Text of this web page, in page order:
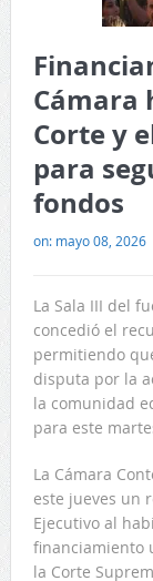
Cámara
Corte y
para
fondos
on: mayo 08, 2026
La Sala III del
concedió el
permitiendo
disputa por la
la comunidad
para este
La Cámara
este jueves un
Ejecutivo al
financiamiento
la Corte